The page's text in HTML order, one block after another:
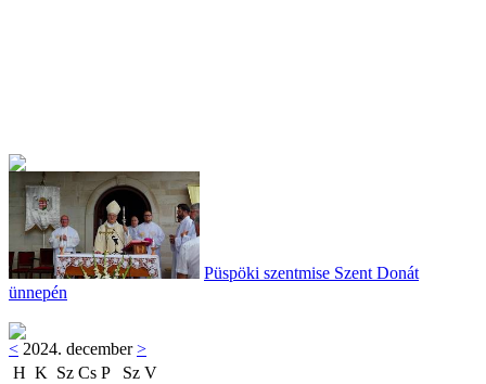
Püspöki szentmise Szent Donát
ünnepén
< 2024. december>
H K Sz Cs P Sz V